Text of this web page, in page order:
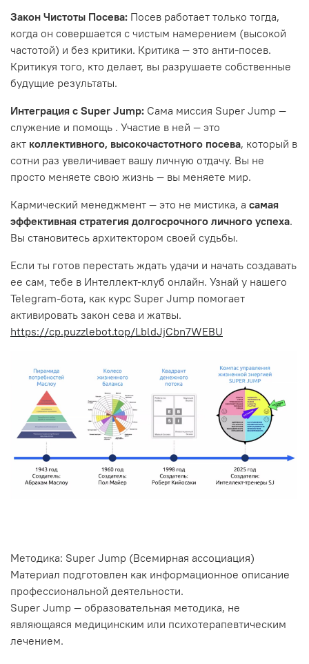
Закон Чистоты Посева: Посев работает только тогда,
когда он совершается с чистым намерением (высокой
частотой) и без критики. Критика — это анти-посев.
Критикуя того, кто делает, вы разрушаете собственные
будущие результаты.
Интеграция с Super Jump: Сама миссия Super Jump —
служение и помощь . Участие в ней — это
акт коллективного, высокочастотного посева, который в
сотни раз увеличивает вашу личную отдачу. Вы не
просто меняете свою жизнь — вы меняете мир.
Кармический менеджмент — это не мистика, а самая
эффективная стратегия долгосрочного личного успеха.
Вы становитесь архитектором своей судьбы.
Если ты готов перестать ждать удачи и начать создавать
ее сам, тебе в Интеллект-клуб онлайн. Узнай у нашего
Telegram-бота, как курс Super Jump помогает
активировать закон сева и жатвы.
https://cp.puzzlebot.top/LbldJjCbn7WEBU
Методика: Super Jump (Всемирная ассоциация)
Материал подготовлен как информационное описание
профессиональной деятельности.
Super Jump — образовательная методика, не
являющаяся медицинским или психотерапевтическим
лечением.